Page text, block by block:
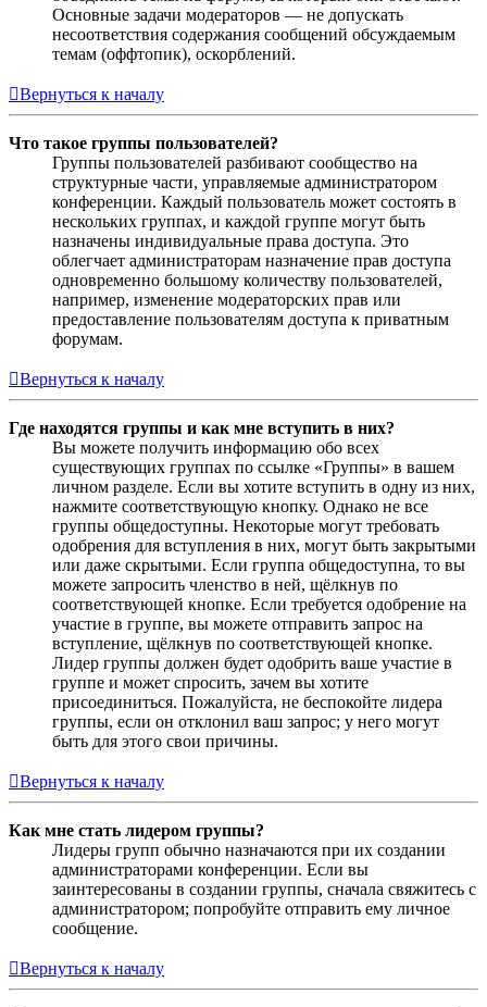
Основные задачи модераторов — не допускать
несоответствия содержания сообщений обсуждаемым
темам (оффтопик), оскорблений.
Вернуться к началу
Что такое группы пользователей?
Группы пользователей разбивают сообщество на
структурные части, управляемые администратором
конференции. Каждый пользователь может состоять в
нескольких группах, и каждой группе могут быть
назначены индивидуальные права доступа. Это
облегчает администраторам назначение прав доступа
одновременно большому количеству пользователей,
например, изменение модераторских прав или
предоставление пользователям доступа к приватным
форумам.
Вернуться к началу
Где находятся группы и как мне вступить в них?
Вы можете получить информацию обо всех
существующих группах по ссылке «Группы» в вашем
личном разделе. Если вы хотите вступить в одну из них,
нажмите соответствующую кнопку. Однако не все
группы общедоступны. Некоторые могут требовать
одобрения для вступления в них, могут быть закрытыми
или даже скрытыми. Если группа общедоступна, то вы
можете запросить членство в ней, щёлкнув по
соответствующей кнопке. Если требуется одобрение на
участие в группе, вы можете отправить запрос на
вступление, щёлкнув по соответствующей кнопке.
Лидер группы должен будет одобрить ваше участие в
группе и может спросить, зачем вы хотите
присоединиться. Пожалуйста, не беспокойте лидера
группы, если он отклонил ваш запрос; у него могут
быть для этого свои причины.
Вернуться к началу
Как мне стать лидером группы?
Лидеры групп обычно назначаются при их создании
администраторами конференции. Если вы
заинтересованы в создании группы, сначала свяжитесь с
администратором; попробуйте отправить ему личное
сообщение.
Вернуться к началу